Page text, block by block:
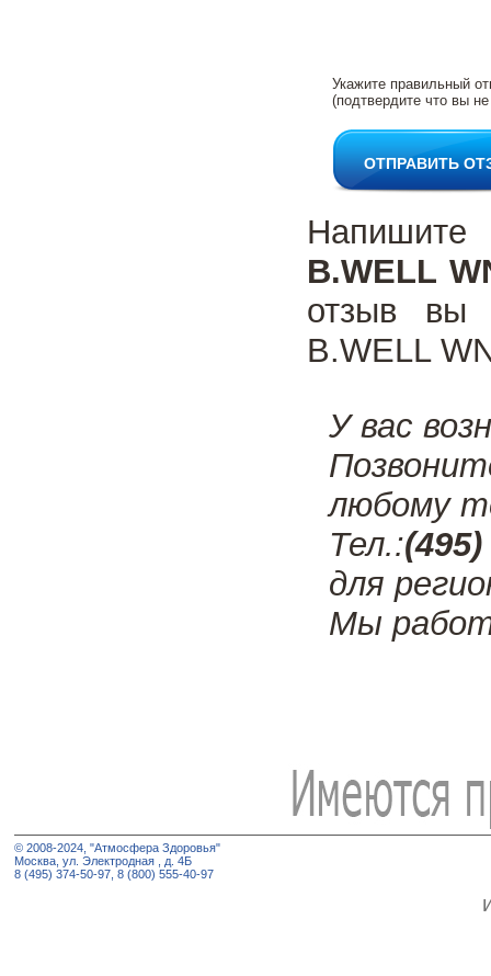
Укажите правильный
(подтвердите что вы
ОТПРАВИТЬ
B.WELL
отзыв вы
B.WELL
У вас
любому
Тел.:
для
Мы
© 2008-2024, "Атмосфера Здоровья"
Москва, ул. Электродная , д. 4Б
8 (495) 374-50-97, 8 (800) 555-40-97